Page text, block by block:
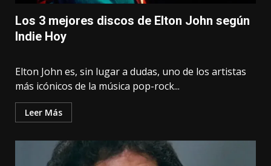
Los 3 mejores discos de Elton John según
Indie Hoy
Elton John es, sin lugar a dudas, uno de los artistas
más icónicos de la música pop-rock...
Leer Más